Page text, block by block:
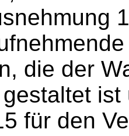
die der
für den